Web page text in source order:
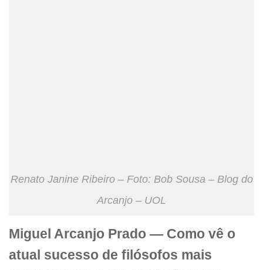
Renato Janine Ribeiro – Foto: Bob Sousa – Blog do
Arcanjo – UOL
Miguel Arcanjo Prado — Como vê o
atual sucesso de filósofos mais